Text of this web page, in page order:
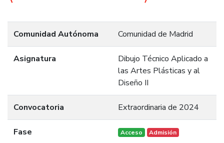
Comunidad Autónoma Comunidad de Madrid
Asignatura
Dibujo Técnico Aplicado a
las Artes Plásticas y al
Diseño II
Convocatoria Extraordinaria de 2024
Fase Acceso Admisión